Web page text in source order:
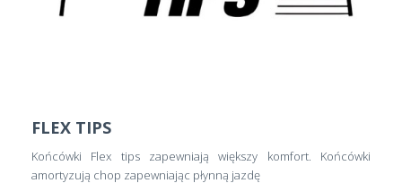
FLEX TIPS
Końcówki Flex tips zapewniają większy komfort. Końcówki
amortyzują chop zapewniając płynną jazdę